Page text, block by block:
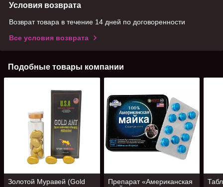
Условия возврата
Возврат товара в течение 14 дней по договоренности
Все условия возврата
Подобные товары компании
Золотой Муравей (Gold
Препарат «Американская